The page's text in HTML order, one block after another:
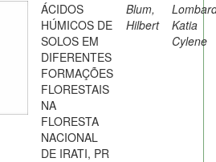
ÁCIDOS
HÚMICOS DE
SOLOS EM
DIFERENTES
FORMAÇÕES
FLORESTAIS
NA
FLORESTA
NACIONAL
DE IRATI, PR
Blum,
Hilbert
Katia
Cylene